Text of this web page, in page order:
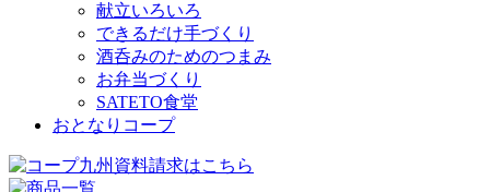
献立いろいろ
できるだけ手づくり
酒呑みのためのつまみ
お弁当づくり
SATETO食堂
おとなりコープ